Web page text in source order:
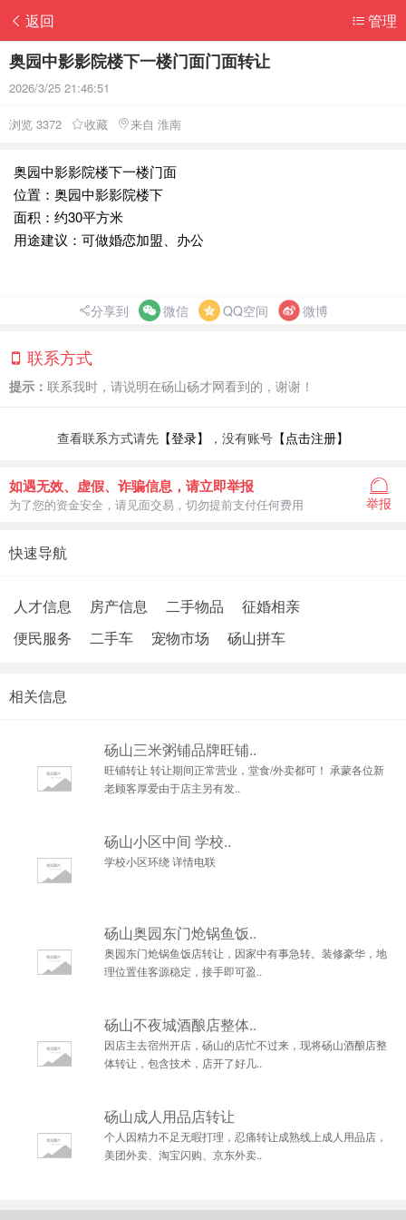
返回 管理
奥园中影影院楼下一楼门面门面转让
2026/3/25 21:46:51
浏览 3372 收藏 来自 淮南
奥园中影影院楼下一楼门面
位置：奥园中影影院楼下
面积：约30平方米
用途建议：可做婚恋加盟、办公
分享到 微信 QQ空间 微博
联系方式
提示： 联系我时，请说明在砀山砀才网看到的，谢谢！
查看联系方式请先 【登录】 ，没有账号 【点击注册】
如遇无效、虚假、诈骗信息，请立即举报
为了您的资金安全，请见面交易，切勿提前支付任何费用 举报
快速导航
人才信息 房产信息 二手物品
征婚相亲
便民服务
二手车 宠物市场 砀山拼车
相关信息
砀山三米粥铺品牌旺铺..
旺铺转让 转让期间正常营业，堂食/外卖都可！ 承蒙各位新
老顾客厚爱由于店主另有发..
砀山小区中间 学校..
学校小区环绕 详情电联
砀山奥园东门炝锅鱼饭..
奥园东门炝锅鱼饭店转让，因家中有事急转。装修豪华，地
理位置佳客源稳定，接手即可盈..
砀山不夜城酒酿店整体..
因店主去宿州开店，砀山的店忙不过来，现将砀山酒酿店整
体转让，包含技术，店开了好几..
砀山成人用品店转让
个人因精力不足无暇打理，忍痛转让成熟线上成人用品店，
美团外卖、淘宝闪购、京东外卖..